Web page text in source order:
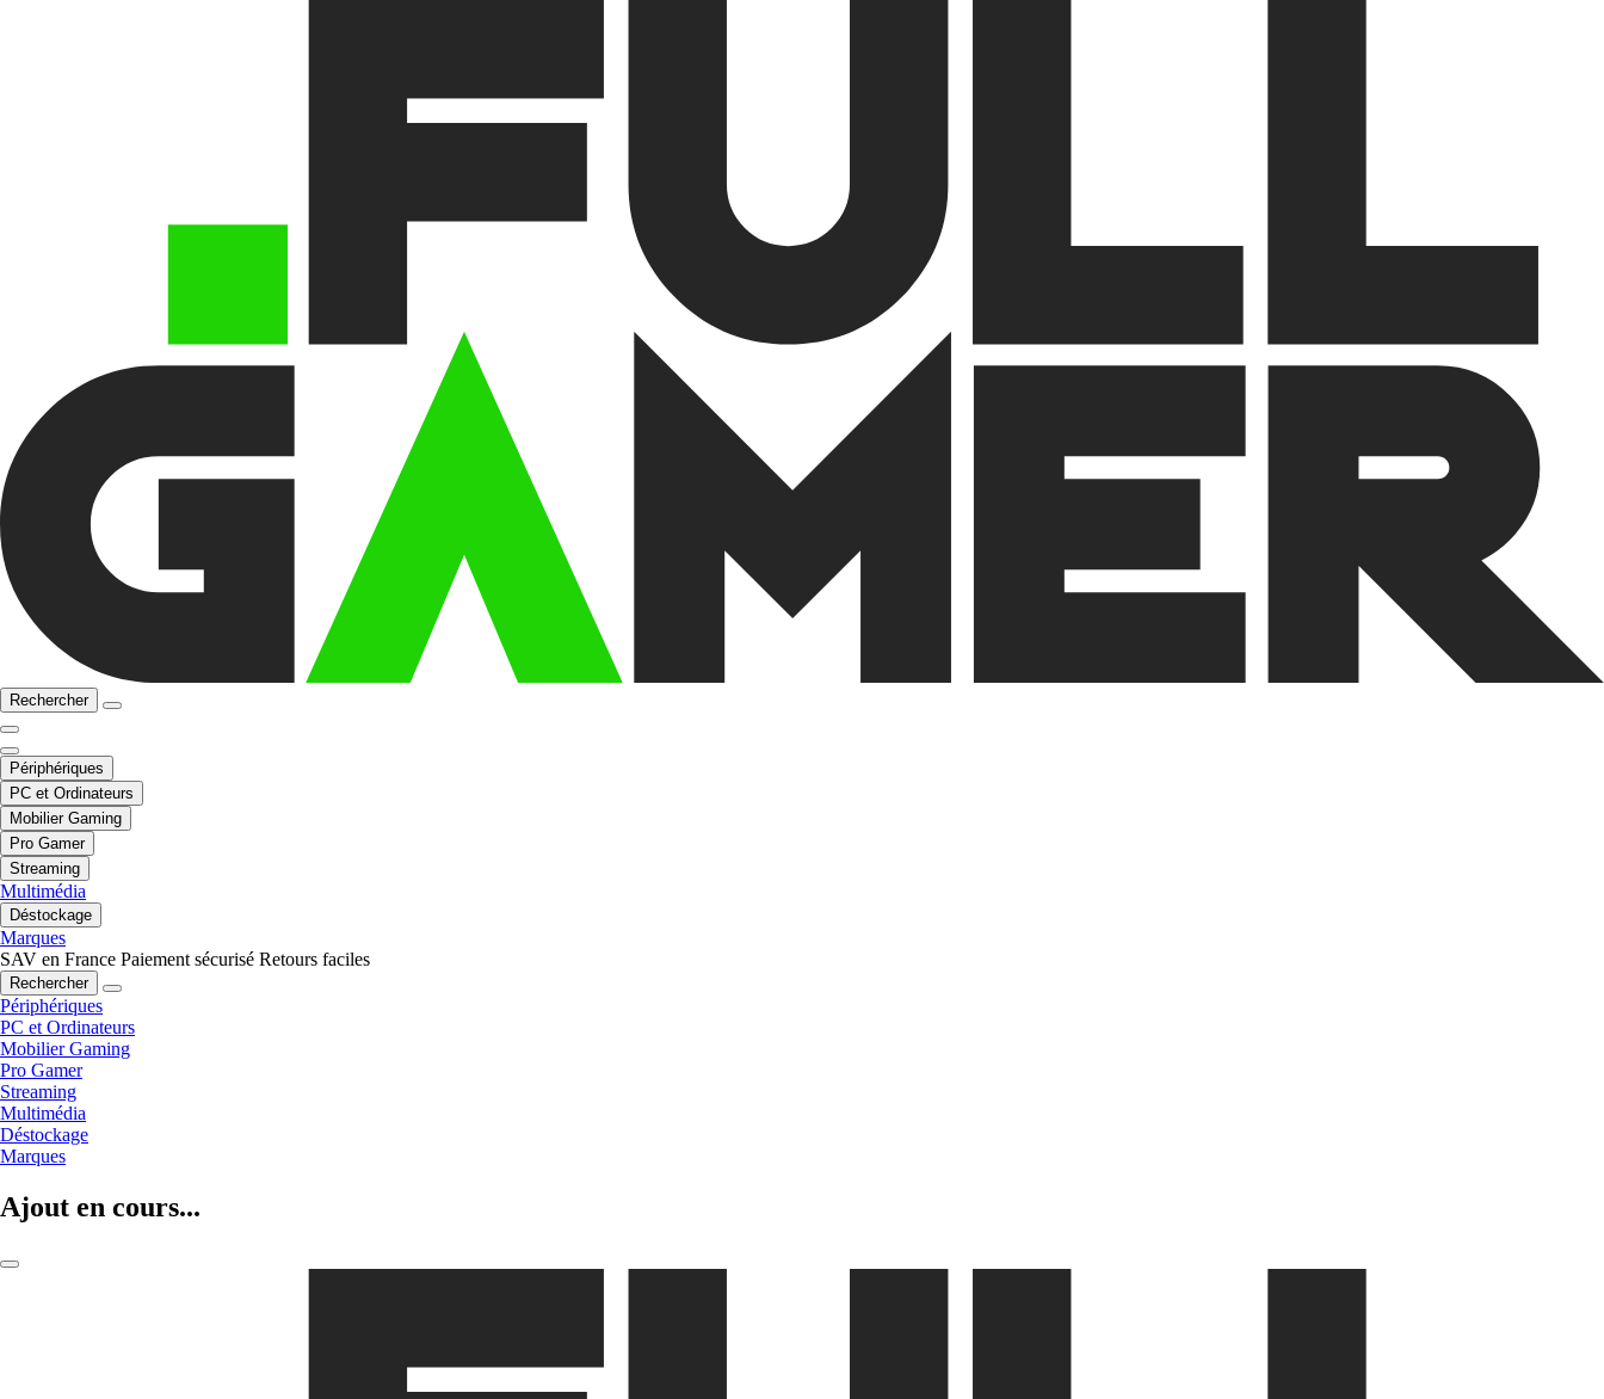
Rechercher
Périphériques
PC et Ordinateurs
Mobilier Gaming
Pro Gamer
Streaming
Multimédia
Déstockage
Marques
SAV en France Paiement sécurisé Retours faciles
Rechercher
Périphériques
PC et Ordinateurs
Mobilier Gaming
Pro Gamer
Streaming
Multimédia
Déstockage
Marques
Ajout en cours...